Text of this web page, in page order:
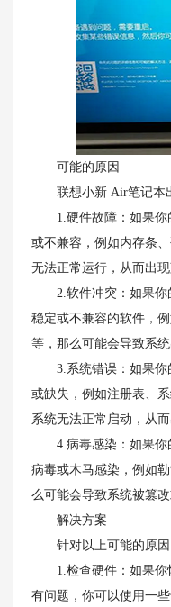
可能的原因
联想小新 Air笔记本出
1.硬件故障：如果你
或不兼容，例如内存条
无法正常运行，从而出现
2.软件冲突：如果你
稳定或不兼容的软件，
等，那么可能会导致系
3.系统错误：如果你
或缺失，例如注册表、
系统无法正常启动，从而
4.病毒感染：如果你
病毒或木马感染，例如
么可能会导致系统被篡
解决方案
针对以上可能的原因
1.检查硬件：如果你
有问题，你可以使用一